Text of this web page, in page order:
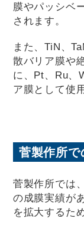
膜やパッシベ
されます。
また、TiN、
散バリア膜や
に、Pt、Ru、
ア膜として使
菅製作所で
菅製作所では
の成膜実績が
を拡大するた